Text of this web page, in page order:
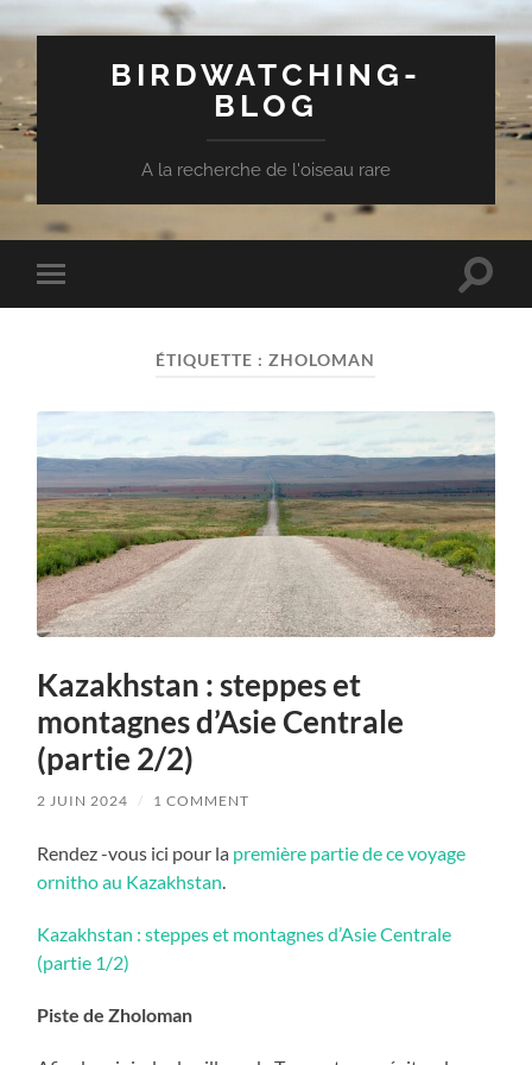
BIRDWATCHING-
BLOG
A la recherche de l'oiseau rare
Toggle
mobile
Toggle
ÉTIQUETTE :ZHOLOMAN
Kazakhstan : steppes et
montagnes d’Asie Centrale
(partie 2/2)
2 JUIN 2024 / 1 COMMENT
Rendez -vous ici pour la première partie de ce voyage
ornitho au Kazakhstan
Kazakhstan : steppes et montagnes d’Asie Centrale
(partie 1/2)
Piste de Zholoman